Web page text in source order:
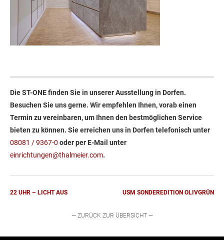
Die ST-ONE finden Sie in unserer Ausstellung in Dorfen.
Besuchen Sie uns gerne. Wir empfehlen Ihnen, vorab einen
Termin zu vereinbaren, um Ihnen den bestmöglichen Service
bieten zu können. Sie erreichen uns in Dorfen telefonisch unter
08081 / 9367-0 oder per E-Mail unter
einrichtungen@thalmeier.com.
22 UHR – LICHT AUS USM SONDEREDITION OLIVGRÜN
— ZURÜCK ZUR ÜBERSICHT —